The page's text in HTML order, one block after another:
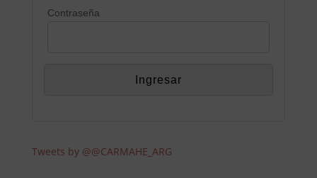
Contraseña
Tweets by @@CARMAHE_ARG